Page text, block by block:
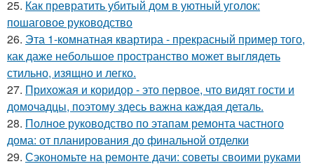
25. Как превратить убитый дом в уютный уголок:
пошаговое руководство
26. Эта 1-комнатная квартира - прекрасный пример того,
как даже небольшое пространство может выглядеть
стильно, изящно и легко.
27. Прихожая и коридор - это первое, что видят гости и
домочадцы, поэтому здесь важна каждая деталь.
28. Полное руководство по этапам ремонта частного
дома: от планирования до финальной отделки
29. Сэкономьте на ремонте дачи: советы своими руками